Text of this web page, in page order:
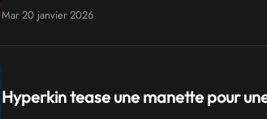
Mar 20 janvier 2026
Hyperkin tease une manette pour